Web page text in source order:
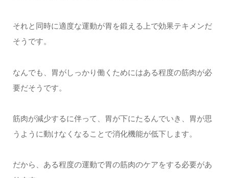
それと同時に適度な運動が胃を鍛える上で効果テキメンだ
そうです。
なんでも、胃がしっかり働くためにはある程度の筋肉が必
要だそうです。
筋肉が減少するに伴って、胃が下にたるんでいき、胃が思
うように動けなくなることで消化機能が低下します。
だから、ある程度の運動で胃の筋肉のケアをする必要があ